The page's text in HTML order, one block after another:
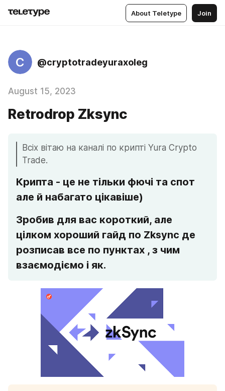
About Teletype Join
C @cryptotradeyuraxoleg
August 15, 2023
Retrodrop Zksync
Всіх вітаю на каналі по крипті Yura Crypto
Trade.
Крипта - це не тільки фючі та спот
але й набагато цікавіше)
Зробив для вас короткий, але
цілком хороший гайд по Zksync де
розписав все по пунктах , з чим
взаємодіємо і як.